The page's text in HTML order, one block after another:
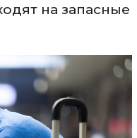
на запасные